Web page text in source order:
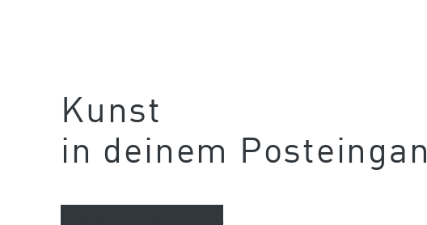
Kunst
in deinem